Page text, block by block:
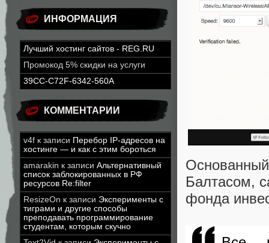
ИНФОРМАЦИЯ
Лучший хостинг сайтов - REG.RU
Промокод 5% скидки на услуги
39CC-C72F-6342-560A
КОММЕНТАРИИ
v4f к записи Перебор IP-адресов на
хостинге — и как с этим бороться
amarakin к записи Альтернативный
список заблокированных в РФ
ресурсов Re:filter
ResizeOn к записи Эксперименты с
тиграми и другие способы
преподавать программирование
студентам, которым скучно
Балтасом,
фонда